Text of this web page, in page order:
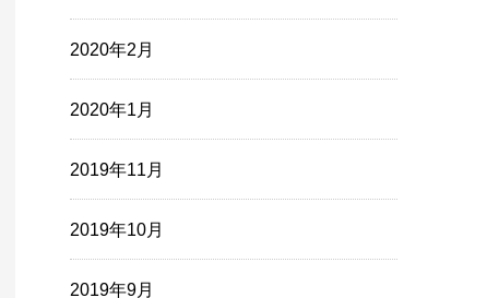
2020年2月
2020年1月
2019年11月
2019年10月
2019年9月